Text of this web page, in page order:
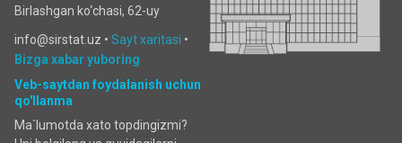
Birlashgan ko‘chаsi, 62-uy
info@sirstat.uz • Sayt xaritasi •
Bizga xabar yuboring
Veb-saytdan foydalanish uchun
qo'llanma
Ma`lumotda xato topdingizmi?